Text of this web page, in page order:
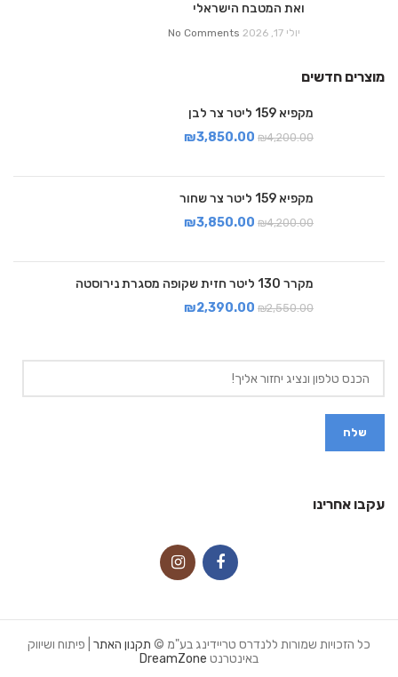
ואת המטבח הישראלי
יולי 17, 2026 No Comments
מוצרים חדשים
מקפיא 159 ליטר צר לבן
₪4,200.00
₪3,850.00
מקפיא 159 ליטר צר שחור
₪4,200.00
₪3,850.00
מקרר 130 ליטר חזית שקופה מסגרת נירוסטה
₪2,550.00
₪2,390.00
עקבו אחרינו
כל הזכויות שמורות ללנדרס טריידינג בע"מ © תקנון האתר | פיתוח ושיווק
באינטרנט DreamZone